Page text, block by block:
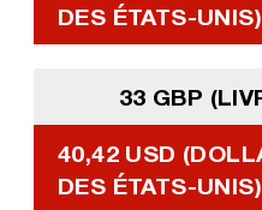
DES ÉTATS-UNIS)
33 GBP
40,42 USD
DES ÉTATS-UNIS)